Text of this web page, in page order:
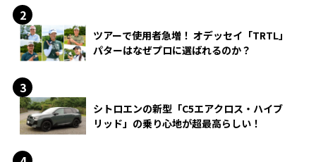
ツアーで使用者急増！ オデッセイ「TRTL」
パターはなぜプロに選ばれるのか？
シトロエンの新型「C5エアクロス・ハイブ
リッド」の乗り心地が超最高らしい！